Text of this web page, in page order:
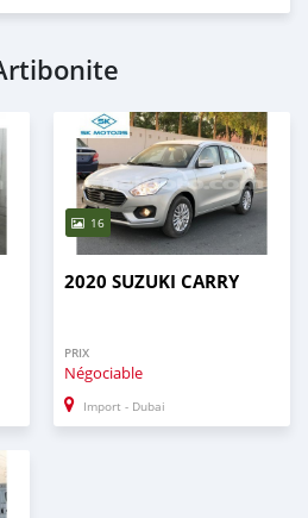
16
2020 SUZUKI CARRY
PRIX
Négociable
Import - Dubai